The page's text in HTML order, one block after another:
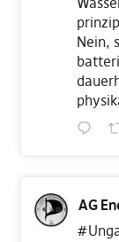
Nein,
AG